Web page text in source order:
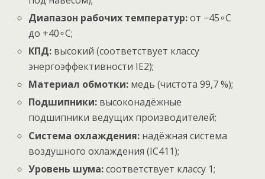
Диапазон рабочих температур:от −45∘C
до +40∘C;
КПД: высокий (соответствует классу
энергоэффективности IE2);
Материал обмотки: медь (чистота 99,7 %);
Подшипники: высоконадёжные
подшипники ведущих производителей;
Система охлаждения: надёжная система
воздушного охлаждения (IC411);
Уровень шума:соответствует классу 1;